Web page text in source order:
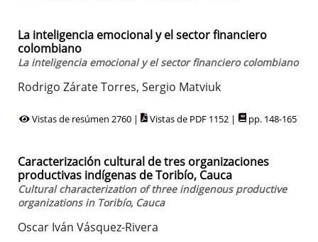
La inteligencia emocional y el sector financiero
colombiano
La inteligencia emocional y el sector financiero colombiano
Rodrigo Zárate Torres, Sergio Matviuk
Vistas de resúmen 2760 | Vistas de PDF 1152 | pp. 148-165
Caracterización cultural de tres organizaciones
productivas indígenas de Toribío, Cauca
Cultural characterization of three indigenous productive
organizations in Toribío, Cauca
Oscar Iván Vásquez-Rivera